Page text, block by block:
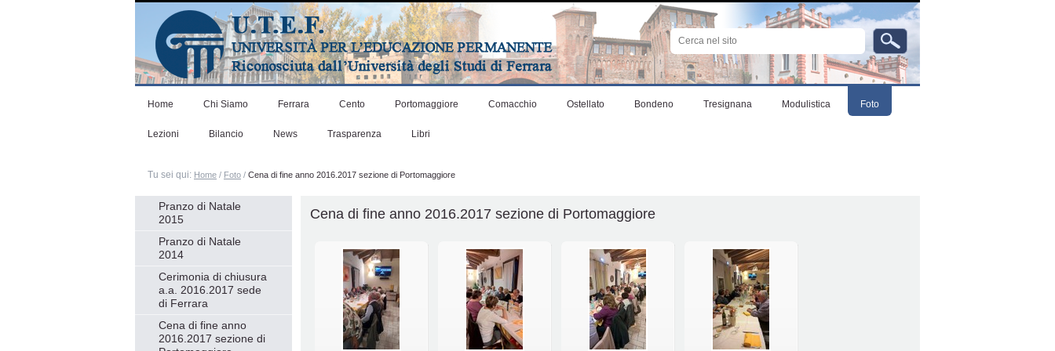
contenuti.
Salta
alla
Cerca
nel
sito
Ricerca
avanzata…
Strumenti
Home Chi Siamo Ferrara Cento Portomaggiore Comacchio Ostellato Bondeno Tresignana Modulistica Foto
Lezioni Bilancio News Trasparenza Libri
Tu sei qui: Home / Foto / Cena di fine anno 2016.2017 sezione di Portomaggiore
Cena di fine anno 2016.2017 sezione di Portomaggiore
Navigazione
Pranzo di Natale
2015
Pranzo di Natale
2014
Cerimonia di chiusura
a.a. 2016.2017 sede
di Ferrara
Cena di fine anno
2016.2017 sezione di